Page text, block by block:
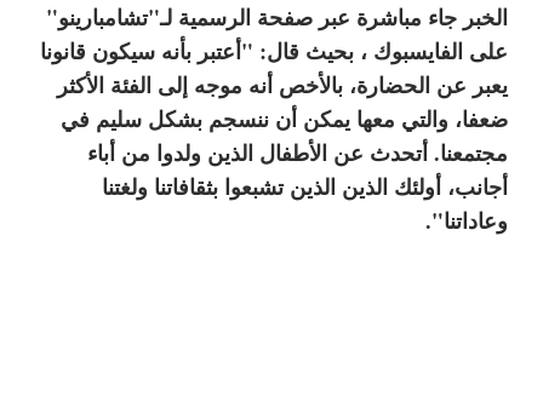
الخبر جاء مباشرة عبر صفحة الرسمية لـ"تشامبارينو"
على الفايسبوك ، بحيث قال: "أعتبر بأنه سيكون قانونا
يعبر عن الحضارة، بالأخص أنه موجه إلى الفئة الأكثر
ضعفا، والتي معها يمكن أن ننسجم بشكل سليم في
مجتمعنا. أتحدث عن الأطفال الذين ولدوا من أباء
أجانب، أولئك الذين الذين تشبعوا بثقافاتنا ولغتنا
وعاداتنا".